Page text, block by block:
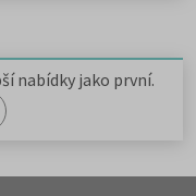
nabídky jako první.